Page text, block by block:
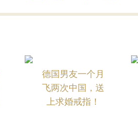
德国男友一个月
飞两次中国，送
上求婚戒指！